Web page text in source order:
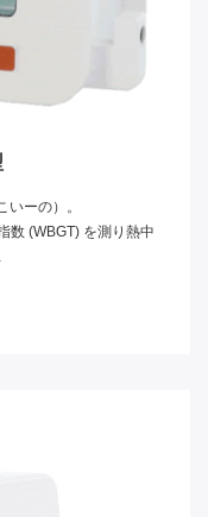
ーの）。
数 (WBGT) を測り熱中